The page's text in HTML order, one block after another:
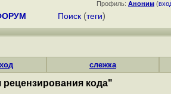
Профиль: Аноним (
Поиск (теги)
слежка
кода"